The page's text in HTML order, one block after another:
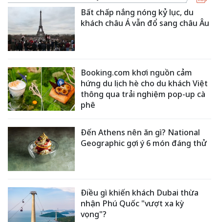
Bất chấp nắng nóng kỷ lục, du
khách châu Á vẫn đổ sang châu Âu
Booking.com khơi nguồn cảm
hứng du lịch hè cho du khách Việt
thông qua trải nghiệm pop-up cà
phê
Đến Athens nên ăn gì? National
Geographic gợi ý 6 món đáng thử
Điều gì khiến khách Dubai thừa
nhận Phú Quốc "vượt xa kỳ
vọng"?